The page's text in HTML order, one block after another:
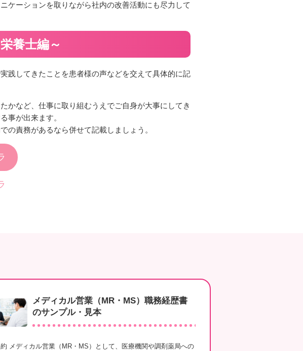
ケーションを取りながら社内の改善活動にも尽力して
養士編～
践してきたことを患者様の声などを交えて具体的に記
かなど、仕事に取り組むうえでご自身が大事にしてき
事が出来ます。
の責務があるなら併せて記載しましょう。
メディカル営業（MR・MS）職務経歴書
のサンプル・見本
メディカル営業（MR・MS）として、医療機関や調剤薬局への